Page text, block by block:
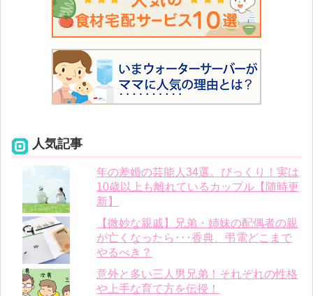
人気記事
年の差婚の芸能人34選。びっくり！実は
10歳以上も離れているカップル【随時更
新】
【微妙な親戚】兄弟・姉妹の配偶者の親
が亡くなったら･･･香典、弔電どこまで
やるべき？
意外と多い三人男兄弟！それぞれの性格
や上手な育て方を伝授！